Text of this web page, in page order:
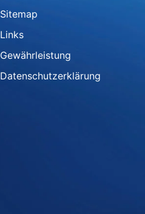
Sitemap
Links
Gewährleistung
Datenschutzerklärung